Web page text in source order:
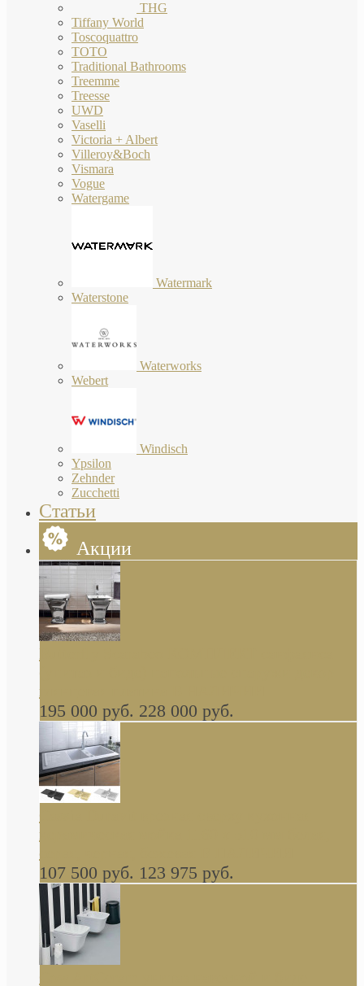
THG
Tiffany World
Toscoquattro
TOTO
Traditional Bathrooms
Treemme
Treesse
UWD
Vaselli
Victoria + Albert
Villeroy&Boch
Vismara
Vogue
Watergame
Watermark
Waterstone
Waterworks
Webert
Windisch
Ypsilon
Zehnder
Zucchetti
Статьи
Акции
Butterfly Scarabeo КОМПЛЕКТ санфаянса
глянцевая платина В НАЛИЧИИ
195 000 руб. 228 000 руб.
керамическая мойка 1160 x 510 мм белая,
серая, черная, бежевая В НАЛИЧИИ
107 500 руб. 123 975 руб.